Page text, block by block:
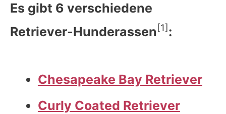
Es gibt 6 verschiedene
Retriever-Hunderassen [1] :
Chesapeake Bay Retriever
Curly Coated Retriever